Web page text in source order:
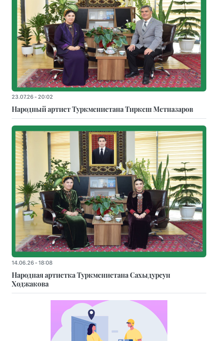
23.07.26 - 20:02
Народный артист Туркменистана Тиркеш Мeтназаров
14.06.26 - 18:08
Народная артистка Туркменистана Сахыдурсун
Ходжакова